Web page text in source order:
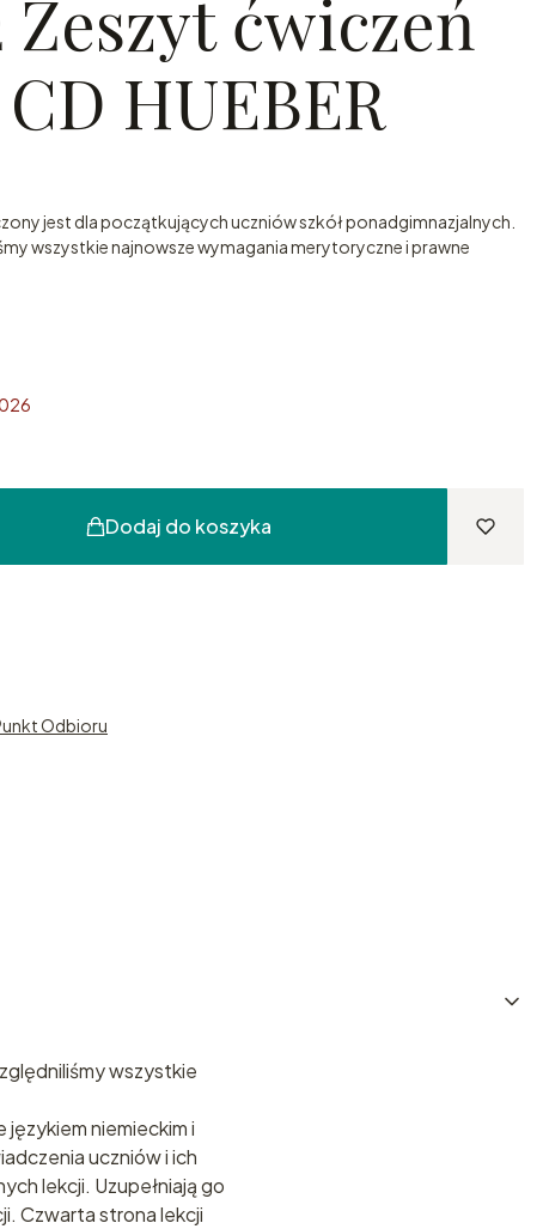
Zeszyt ćwiczeń
HUEBER
jest dla początkujących uczniów szkół ponadgimnazjalnych.
wszystkie najnowsze wymagania merytoryczne i prawne
Dodaj do koszyka
Odbioru
wszystkie
niemieckim i
uczniów i ich
lekcji. Uzupełniają go
Czwarta strona lekcji